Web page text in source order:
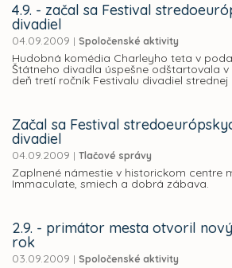
4.9. - začal sa Festival
divadiel
04.09.2009 | Spoločenské aktivity
Hudobná komédia Charleyho teta v
Štátneho divadla úspešne odštartovala
deň tretí ročník Festivalu divadiel strednej
Začal sa Festival
divadiel
04.09.2009 | Tlačové správy
Zaplnené námestie v historickom centre
Immaculate, smiech a dobrá zábava.
2.9. - primátor mesta otvoril
rok
03.09.2009 | Spoločenské aktivity